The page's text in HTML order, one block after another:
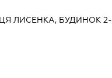
ЛИСЕНКА, БУДИНОК 2-